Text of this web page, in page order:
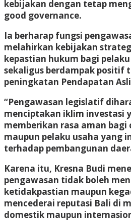
kebijakan dengan tetap
good governance.
Ia berharap fungsi
melahirkan kebijakan
kepastian hukum bagi
sekaligus berdampak positif
peningkatan Pendapatan
“Pengawasan legislatif
menciptakan iklim investasi
memberikan rasa aman bagi
maupun pelaku usaha yang
terhadap pembangunan
Karena itu, Kresna Budi
pengawasan tidak boleh
ketidakpastian maupun
mencederai reputasi Bali di
domestik maupun